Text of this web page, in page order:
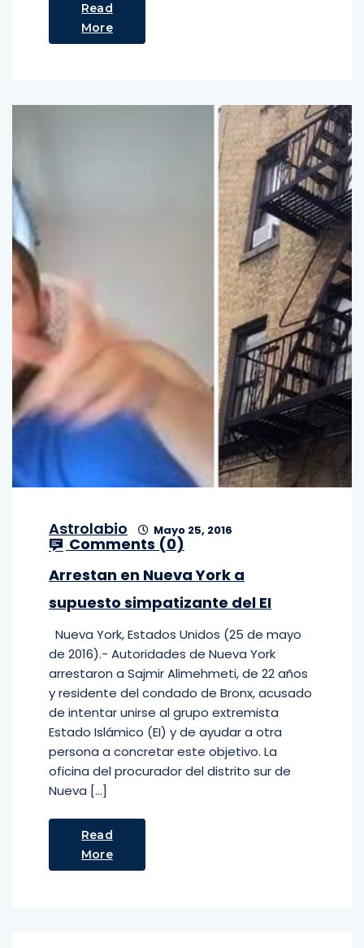
Read
More
Astrolabio Mayo 25, 2016
Comments (0)
Arrestan en Nueva York a
supuesto simpatizante del EI
Nueva York, Estados Unidos (25 de mayo
de 2016).- Autoridades de Nueva York
arrestaron a Sajmir Alimehmeti, de 22 años
y residente del condado de Bronx, acusado
de intentar unirse al grupo extremista
Estado Islámico (EI) y de ayudar a otra
persona a concretar este objetivo. La
oficina del procurador del distrito sur de
Nueva […]
Read
More